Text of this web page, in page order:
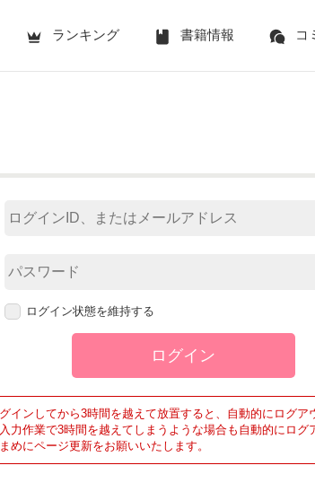
ランキング 書籍情報 コ
ログイン状態を維持する
インしてから3時間を越えて放置すると、自動的にログア
力作業で3時間を越えてしまうような場合も自動的にログ
めにページ更新をお願いいたします。